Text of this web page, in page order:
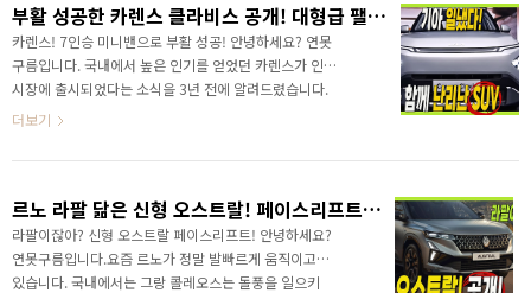
의 주행 성능이 뛰어난 차량입니다. 국내 소비자가 큰 실
내 공간을 선호하는데... 아틀라스는 이런 니즈를 위해서
미국과 중국 그리고 한국 소비자를 위해서 출시된 차량
입니다. 시승해 보니, 주행 성능에서는 확실히 한 수 위
부분은 팰리세이드가 한 수 위입니다. 따라서..
부활 성공한 카렌스 클라비스 공개! 대형급 팰리세이드와 맞먹는 상품성! 소형 SUV 끝판왕! #Kia #CarensClavis
카렌스! 7인승 미니밴으로 부활 성공! 안녕하세요? 연못
구름입니다. 국내에서 높은 인기를 얻었던 카렌스가 인도
시장에 출시되었다는 소식을 3년 전에 알려드렸습니다.
이번에 #카렌스 7인승 고급형 모델인 #카렌스클라비스
출시를 앞두고 있는 기아 EV5를 마치... 내연기관으로 만
카렌스 클라비스의 실물은 영상으로 먼저 만나보세
요!&nbsp;&nbsp;"> 카렌스 클라비스를 주목해야 할
점이라면 대형 SUV와 맞먹는 편의 사양을 갖추고 있습니
다. 지금까지 소형급 차량이라고 하면 좁아서 불편하고,
더보기
르노 라팔 닮은 신형 오스트랄! 페이스리프트 공개!
라팔이잖아? 신형 오스트랄 페이스리프트! 안녕하세요?
연못구름입니다.요즘 르노가 정말 발빠르게 움직이고
있습니다. 국내에서는 그랑 콜레오스는 돌풍을 일으키